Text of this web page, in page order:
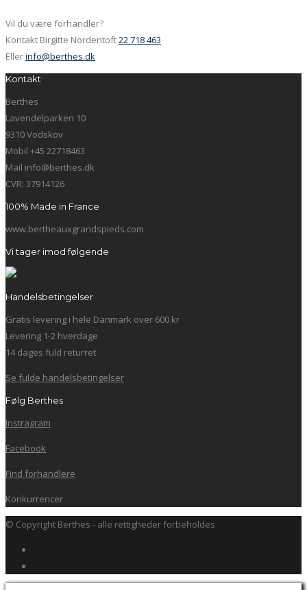
Vil du være forhandler?
Kontakt Birgitte Nordentoft22 718 463
Ellerinfo@berthes.dk
Kontakt
Berthes
Lavendelparken 10
9310 Vodskov
Mobil +45 22718463
Mail info@berthes.dk
CVR: 37914126
100% Made in France
www.bertheauxgrandspieds.com
Vi tager imod følgende
Handelsbetingelser
Gratis levering i hele Danmark over 600 kr
Levering 1-2 hverdage
14 dages fuld returret
Se fulde handelsbetingelser
Følg Berthes
Instragram
Facebook
Find forhandlere
Konkurrencer
© Copyright Berthes - alle rettigheder forbeholdes